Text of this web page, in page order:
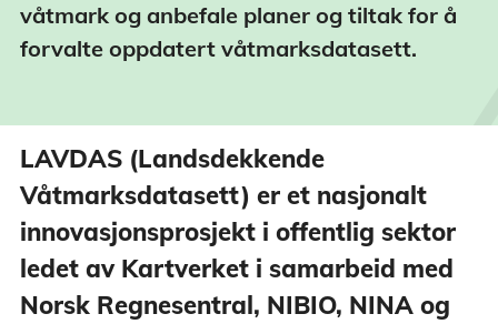
våtmark og anbefale planer og tiltak for å
forvalte oppdatert våtmarksdatasett.
LAVDAS (Landsdekkende
Våtmarksdatasett) er et nasjonalt
innovasjonsprosjekt i offentlig sektor
ledet av Kartverket i samarbeid med
Norsk Regnesentral, NIBIO, NINA og